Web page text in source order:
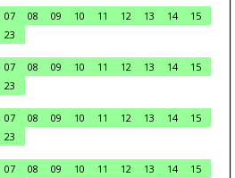
07 08 09 10 11 12 13 14
15
23
07 08 09 10 11 12 13 14
15
23
07 08 09 10 11 12 13 14
15
23
07 08 09 10 11 12 13 14
15